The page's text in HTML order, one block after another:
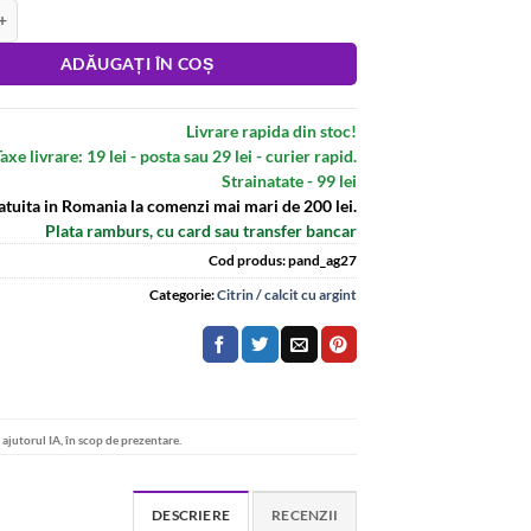
ADĂUGAȚI ÎN COȘ
Livrare rapida din stoc!
livrare: 19 lei - posta sau 29 lei - curier rapid.
Strainatate - 99 lei
in Romania la comenzi mai mari de 200 lei.
Plata ramburs, cu card sau transfer bancar
Cod produs:pand_ag27
Categorie:Citrin / calcit cu argint
IA, în scop de prezentare.
DESCRIERE RECENZII